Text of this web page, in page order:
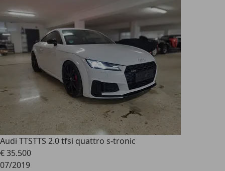
Audi TTSTTS 2.0 tfsi quattro s-tronic
€ 35.500
07/2019